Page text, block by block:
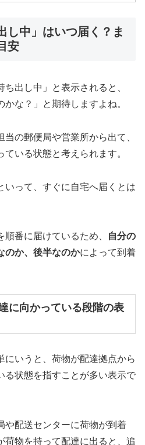
し中」はいつ届く？ま
安
出し中」と表示されると、
かな？」と期待しますよね。
の郵便局や営業所から出て、
いる状態と考えられます。
いって、すぐに自宅へ届くとは
番に届けているため、
自分の
のか、後半なのかによって到着
に向かっている段階の表
にいうと、荷物が配達拠点から
る状態を指すことが多い表示で
や配送センターに荷物が到着
荷物を持って配達に出ると、追